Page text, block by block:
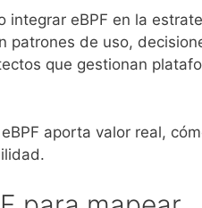
eBPF en la
de uso,
que gestionan
aporta valor real,